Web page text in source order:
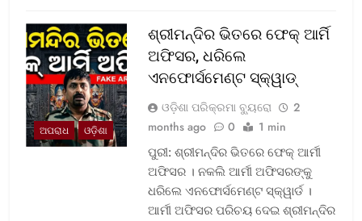
ଅପରାଧ ଓଡ଼ିଶା
ଶ୍ରୀମନ୍ଦିର ଭିତରେ ଫେକ୍ ଆର୍ମି
ଅଫିସର, ଧରିଲେ
ଏନଫୋର୍ସମେଣ୍ଟ ସ୍କ୍ୱାଡ୍‌
ଓଡ଼ିଶା ପରିକ୍ରମା ବ୍ୟୁରୋ
2
months ago
0 1 min
ପୁରୀ: ଶ୍ରୀମନ୍ଦିର ଭିତରେ ଫେକ୍ ଆର୍ମୀ
ଅଫିସର । ନକଲି ଆର୍ମୀ ଅଫିସରଙ୍କୁ
ଧରିଲେ ଏନଫୋର୍ସମେଣ୍ଟ ସ୍କ୍ୱାର୍ଡ ।
ଆର୍ମୀ ଅଫିସର ପରିଚୟ ଦେଇ ଶ୍ରୀମନ୍ଦିର